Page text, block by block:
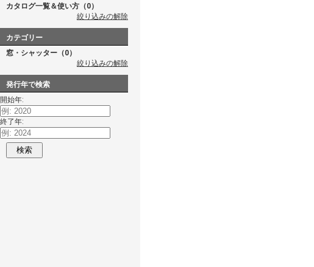
カタログ一覧＆使い方（0）
絞り込みの解除
カテゴリー
窓・シャッター（0）
絞り込みの解除
発行年で検索
開始年:
終了年:
検索